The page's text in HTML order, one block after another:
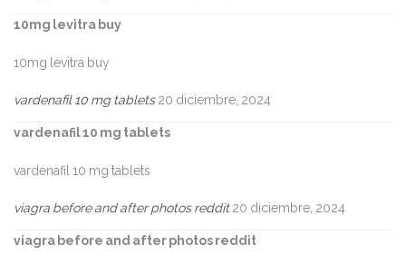
10mg levitra buy
10mg levitra buy
vardenafil 10 mg tablets 20 diciembre, 2024
vardenafil 10 mg tablets
vardenafil 10 mg tablets
viagra before and after photos reddit 20 diciembre, 2024
viagra before and after photos reddit